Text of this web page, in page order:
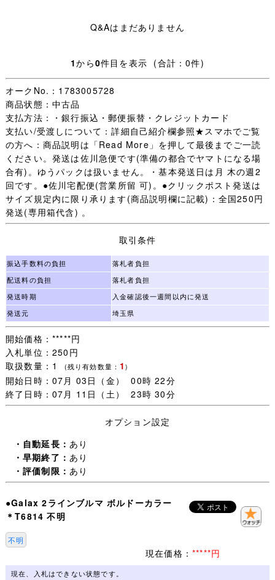
に質問欄からお約束ください。
(「 入札します 」だけは不可 お約束のない場合は残念です
が入札をお取り消しすることがあります。)
未連絡 未入金 キャンセルの多くが評価新規の方で、本当
に困っています。
（いたずら落札は随時必ず管理人様へID報告します。)
迷惑な方はごく一部で評価新規の殆どの方は問題なく取引
が完了します。
一部の方のために誠に申し訳ございません。
・オークション終了後(休業日を除く)24時間以内のご連絡
(取引開始)、送料連絡後金融機関の3営業日以内のご入金、
をご承諾いただける方のみご検討下さいますようお願いし
・一週間以内にご落札いただいた品については同梱包いた
します。
ご注意：一緒に発送する品を、すべてご落札いただいてか
らお取引を開始してください。
取引ナビで一覧に表示されない品は同梱包できません。落
札手続き【 取引開始 】をすると、その後のご落札は別梱
包になります。
・未連絡のままだと【 落札者都合によるキャンセル 】に
なりますので、
追加同梱予定がある場合は【 取引開始 】をしないで取引
ナビより(同梱包予定がある旨)連絡ください。
とも多いので、
・発送日は基本 月・木曜日(入金確認当日午前中〆切)の週
２回です。
・この品はクリックポスト発送が可能です。(送料250円：
専用箱代含 郵便局留め可 同梱包不可)
・発送は新品段ボール箱発送で発送元は個人名 商品名は
PC-管理番号のみです(航空便を除)。細心の注意を払って
Q&Aはまだありません
1から0件目を表示 (合計：0件)
オークNo.：1783005728
商品状態：中古品
支払方法：・銀行振込・郵便振替・クレジットカード
支払い/受渡しについて：詳細自己紹介欄参照★スマホでご覧
の方へ：商品説明は「Read More」を押して最後までご一読
ください。発送は佐川急便です(準備の都合でヤマトになる場
合有)。ゆうパックは扱いません。・基本発送日は月 木の週2
回です。●佐川宅配便(営業所留 可)。●クリックポスト発送は
サイズ規定内に限り承ります(商品説明欄に記載)：全国250円
発送(専用箱代含) 。
取引条件
振込手数料の負担 落札者負担
配送料の負担 落札者負担
発送時期 入金確認後一週間以内に発送
発送元 埼玉県
開始価格：*****円
入札単位：250円
取扱数量：1
(残り有効数量： 1)
開始日時：07月 03日（金） 00時 22分
終了日時：07月 11日（土） 23時 30分
オプション設定
・自動延長：あり
・早期終了：あり
・評価制限：あり
●Galax 2ラインブルマ ボルドーカラー
＊T6814 不明
不明
現在価格： *****円
現在、入札はできない状態です。